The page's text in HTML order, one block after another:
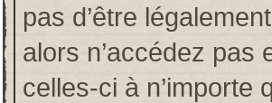
pas d’être
alors n’accédez pas
celles-ci à n’importe